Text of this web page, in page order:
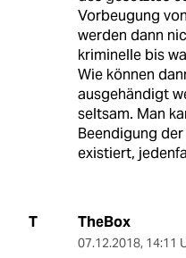
Vorbeugung
werden dann
kriminelle bis
Wie können
ausgehändigt
seltsam. Man
Beendigung
existiert,
T TheBox
07.12.2018, 14:11